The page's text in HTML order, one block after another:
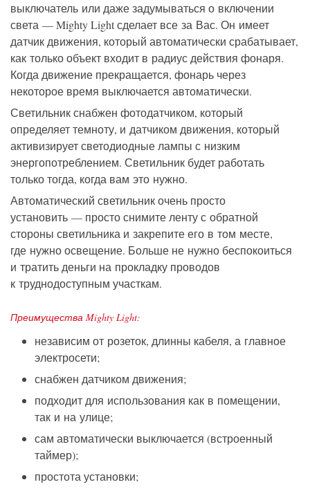
выключатель или даже задумываться о включении
света — Mighty Light сделает все за Вас. Он имеет
датчик движения, который автоматически срабатывает,
как только объект входит в радиус действия фонаря.
Когда движение прекращается, фонарь через
некоторое время выключается автоматически.
Светильник снабжен фотодатчиком, который
определяет темноту, и датчиком движения, который
активизирует светодиодные лампы с низким
энергопотреблением. Светильник будет работать
только тогда, когда вам это нужно.
Автоматический светильник очень просто
установить — просто снимите ленту с обратной
стороны светильника и закрепите его в том месте,
где нужно освещение. Больше не нужно беспокоиться
и тратить деньги на прокладку проводов
к труднодоступным участкам.
Преимущества Mighty Light:
независим от розеток, длинны кабеля, а главное
электросети;
снабжен датчиком движения;
подходит для использования как в помещении,
так и на улице;
сам автоматически выключается (встроенный
таймер);
простота установки;